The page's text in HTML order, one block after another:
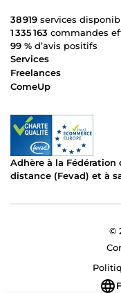
38 919 services
1 335 163 commandes
99 % d’avis positifs
Services
Freelances
ComeUp
Adhère à la
distance (Fevad) et à
©